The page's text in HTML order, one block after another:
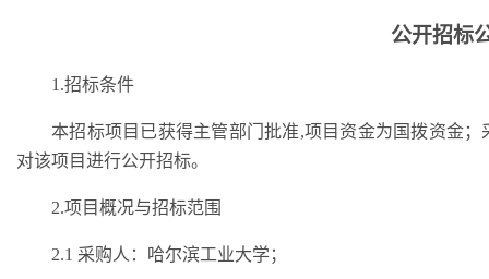
公开招标
1.招标条件
本招标项目 已获得主管部门批准,项目资金为国拨资金
对该项目进行公开招标。
2.项目概况与招标范围
2.1 采购人：哈尔滨工业大学；